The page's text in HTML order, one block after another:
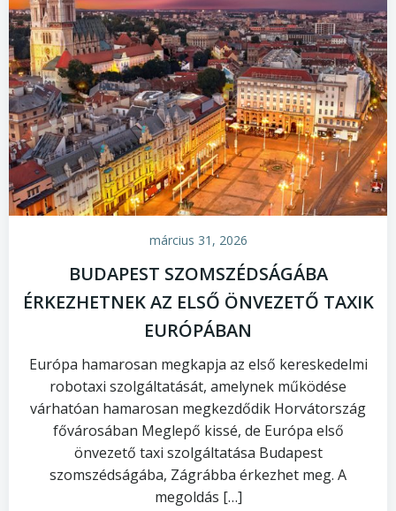
március 31, 2026
BUDAPEST SZOMSZÉDSÁGÁBA
ÉRKEZHETNEK AZ ELSŐ ÖNVEZETŐ TAXIK
EURÓPÁBAN
Európa hamarosan megkapja az első kereskedelmi
robotaxi szolgáltatását, amelynek működése
várhatóan hamarosan megkezdődik Horvátország
fővárosában Meglepő kissé, de Európa első
önvezető taxi szolgáltatása Budapest
szomszédságába, Zágrábba érkezhet meg. A
megoldás […]